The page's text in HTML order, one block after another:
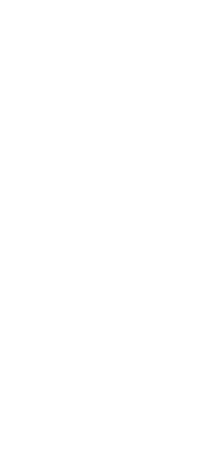
ideal atât pentru uz profesional, cât și pentru lucrări de bricolaj,
include lâna, celuloza, bumbacul și mătasea, fiind o alegere
rezultate optime, pereții trebuie pregătiți corespunzător. Deteriorările
un aspect sofisticat și stilizat oricărui spațiu. Fabricate din
un aspect sofisticat și stilizat oricărui spațiu. Fabricate din
perfect cu tavanele, pereții sau ușile, aducând un plus de eleganță